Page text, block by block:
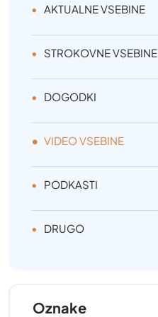
AKTUALNE VSEBINE
STROKOVNE VSEBINE
DOGODKI
VIDEO VSEBINE
PODKASTI
DRUGO
Oznake